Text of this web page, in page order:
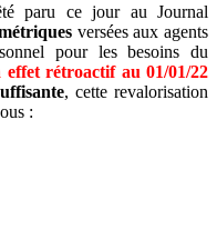
paru ce jour au Journal
versées aux agents
pour les besoins du
effet rétroactif au 01/01/22
, cette revalorisation
: